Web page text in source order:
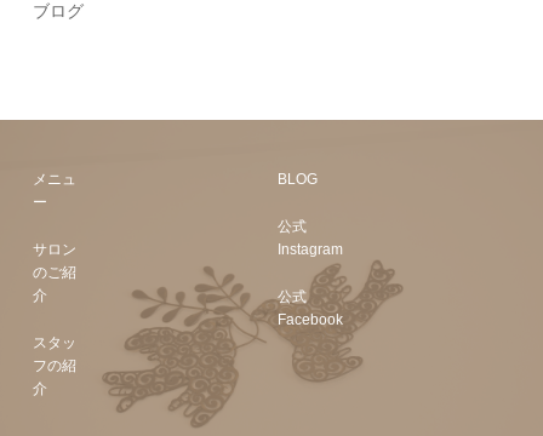
ブログ
メニュ
ー
サロン
のご紹
介
スタッ
フの紹
介
BLOG
公式
Instagram
公式
Facebook